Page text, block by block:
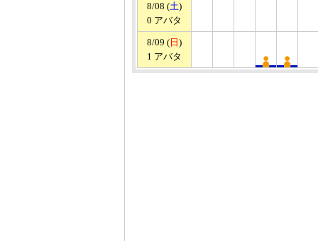
8/08 (土)
0 アバタ
8/09 ( 日 )
1 アバタ